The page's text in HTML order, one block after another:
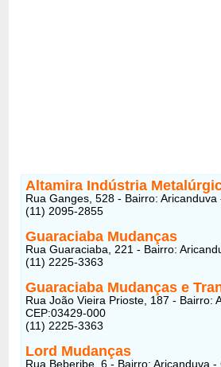
Altamira Indústria
Rua Ganges, 528 - Bairro:
(11) 2095-2855
Guaraciaba Mudanças
Rua Guaraciaba, 221 - Bairro:
(11) 2225-3363
Guaraciaba Mudanças e
Rua João Vieira Prioste, 187 - Bairro:
CEP:03429-000
(11) 2225-3363
Lord Mudanças
Rua Beberibe, 6 - Bairro: Aricanduva